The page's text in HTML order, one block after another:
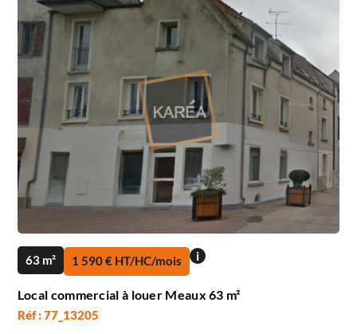
63 m² 1 590 € HT/HC/mois i
Local commercial à louer Meaux 63 m²
Réf : 77_13205